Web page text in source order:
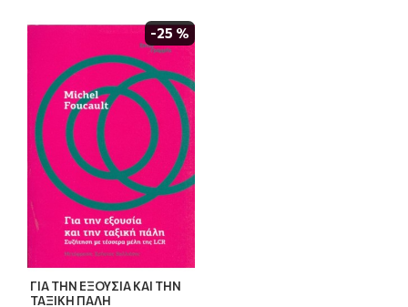
-25 %
ΓΙΑ ΤΗΝ ΕΞΟΥΣΙΑ ΚΑΙ ΤΗΝ
ΤΑΞΙΚΗ ΠΑΛΗ